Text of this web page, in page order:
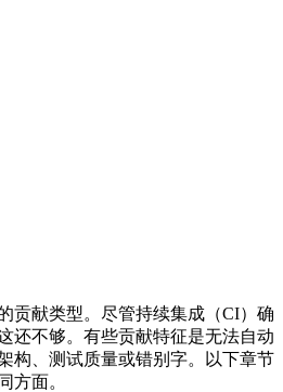
贡献类型。尽管持续集成（CI）确
还不够。有些贡献特征是无法自动
构、测试质量或错别字。以下章节
方面。